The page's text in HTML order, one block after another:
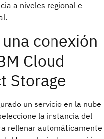
a niveles regional e
conexión
Cloud
Storage
un servicio en la nube
la instancia del
rellenar automáticamente